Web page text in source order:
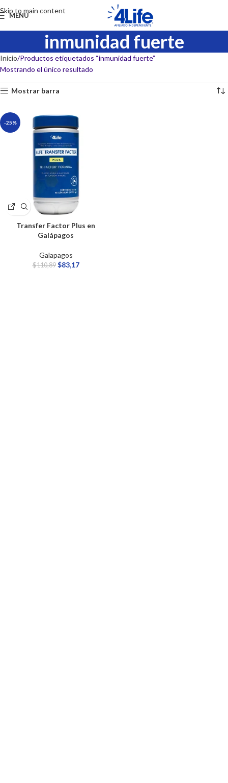
Skip to main content
MENU
inmunidad fuerte
Inicio Productos etiquetados “inmunidad fuerte”
Mostrando el único resultado
Mostrar barra
-25%
Transfer Factor Plus en
Galápagos
Galapagos
$110,89 $83,17